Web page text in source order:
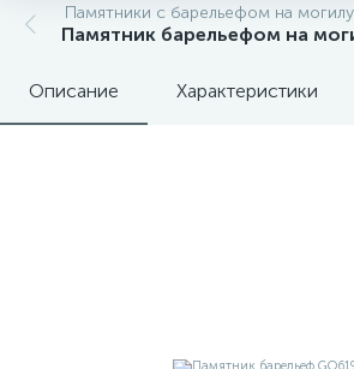
Памятники с барельефом на
Памятник барельефом на
Описание Характеристики